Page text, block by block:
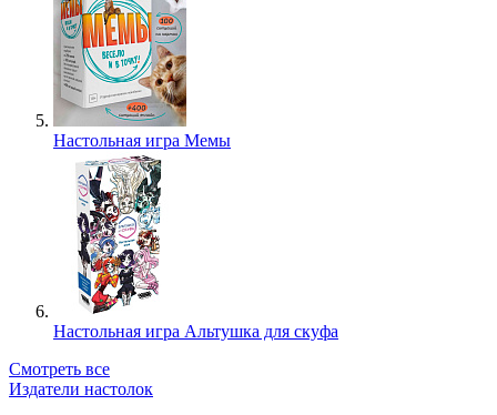
Настольная игра Мемы
Настольная игра Альтушка для скуфа
Смотреть все
Издатели настолок